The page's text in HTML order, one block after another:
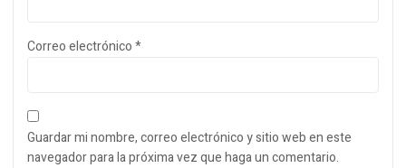
Correo electrónico*
Guardar mi nombre, correo electrónico y sitio web en este
navegador para la próxima vez que haga un comentario.